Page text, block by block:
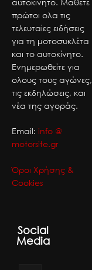
αυτοκίνητο. Μάθετε
πρώτοι ολα τις
τελευταίες ειδήσεις
για τη μοτοσυκλέτα
και το αυτοκίνητο.
Ενημερωθείτε για
ολους τους αγώνες,
τις εκδηλώσεις, και
νέα της αγοράς.
Email: info @
motorsite.gr
Όροι Χρήσης &
Cookies
Social
Media